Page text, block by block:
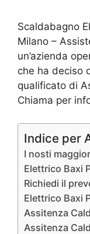
Scaldabagno
Milano –
un’azienda
che ha deciso
qualificato di
Chiama per
Indice per
I nosti
Elettrico Baxi
Richiedi il
Elettrico Baxi
Assitenza
Assitenza